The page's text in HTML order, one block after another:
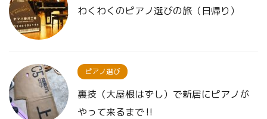
わくわくのピアノ選びの旅（日帰り）
ピアノ選び
裏技（大屋根はずし）で新居にピアノが
やって来るまで‼︎